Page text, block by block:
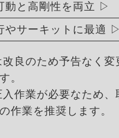
動と高剛性を両立
やサーキットに最適
良のため予告なく変
。
作業が必要なため、
作業を推奨します。